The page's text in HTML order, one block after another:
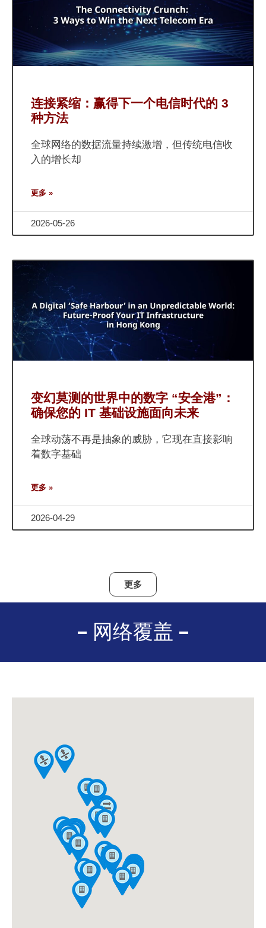
连接紧缩：赢得下一个电信时代的 3
种方法
全球网络的数据流量持续激增，但传统电信收
入的增长却
更多 »
2026-05-26
变幻莫测的世界中的数字 “安全港”：
确保您的 IT 基础设施面向未来
全球动荡不再是抽象的威胁，它现在直接影响
着数字基础
更多 »
2026-04-29
更多
网络覆盖